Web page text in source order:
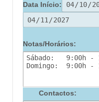
Data Início:
Notas/Horários:
Contactos: